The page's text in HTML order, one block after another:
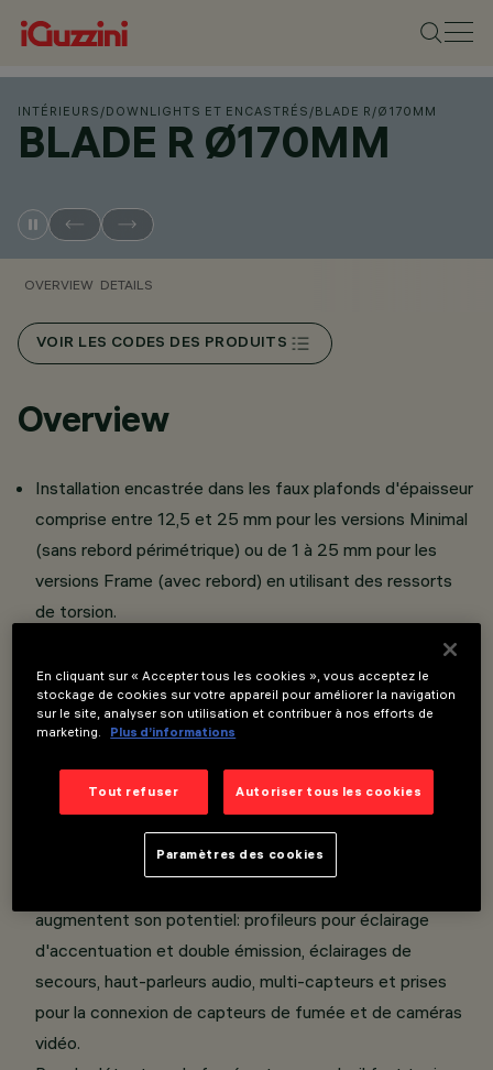
INTÉRIEURS /DOWNLIGHTS ET ENCASTRÉS /BLADE R /Ø170MM
BLADE R Ø170MM
OVERVIEW DETAILS
VOIR LES CODES DES PRODUITS
Overview
Installation encastrée dans les faux plafonds d'épaisseur
comprise entre 12,5 et 25 mm pour les versions Minimal
(sans rebord périmétrique) ou de 1 à 25 mm pour les
versions Frame (avec rebord) en utilisant des ressorts
de torsion.
Corps principal à surface radiante en aluminium moulé
sous pression.
Optique à haute définition en thermoplastique métallisé,
intégrée à l'innovant écran anti-éblouissement noir qui
définit une émission à luminance contrôlée UGR <10.
La conformation particulière du système optique permet
d’obtenir une distribution de la lumière circulaire et
définie, en évitant l’effet de point.
augmentent son potentiel: profileurs pour éclairage
d'accentuation et double émission, éclairages de
secours, haut-parleurs audio, multi-capteurs et prises
pour la connexion de capteurs de fumée et de caméras
vidéo.
En cliquant sur « Accepter tous les cookies », vous acceptez le
stockage de cookies sur votre appareil pour améliorer la navigation
sur le site, analyser son utilisation et contribuer à nos efforts de
marketing.
Plus d’informations
Tout refuser Autoriser tous les cookies
Paramètres des cookies